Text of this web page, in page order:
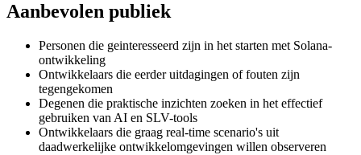
Aanbevolen publiek
Personen die geinteresseerd zijn in het starten met Solana-
ontwikkeling
Ontwikkelaars die eerder uitdagingen of fouten zijn
tegengekomen
Degenen die praktische inzichten zoeken in het effectief
gebruiken van AI en SLV-tools
Ontwikkelaars die graag real-time scenario's uit
daadwerkelijke ontwikkelomgevingen willen observeren